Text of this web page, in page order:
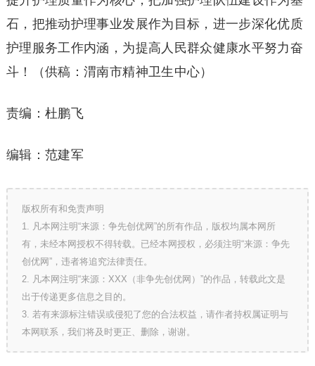
石，把推动护理事业发展作为目标，进一步深化优质
护理服务工作内涵，为提高人民群众健康水平努力奋
斗！（供稿：渭南市精神卫生中心）
责编：杜鹏飞
编辑：范建军
版权所有和免责声明
1. 凡本网注明“来源：争先创优网”的所有作品，版权均属本网所
有，未经本网授权不得转载。已经本网授权，必须注明“来源：争先
创优网”，违者将追究法律责任。
2. 凡本网注明“来源：XXX（非争先创优网）”的作品，转载此文是
出于传递更多信息之目的。
3. 若有来源标注错误或侵犯了您的合法权益，请作者持权属证明与
本网联系，我们将及时更正、删除，谢谢。